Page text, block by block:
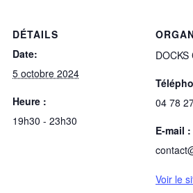
DÉTAILS
Date:
5 octobre 2024
Heure :
19h30 - 23h30
DOCKS
04 78
E-mail :
Voir le